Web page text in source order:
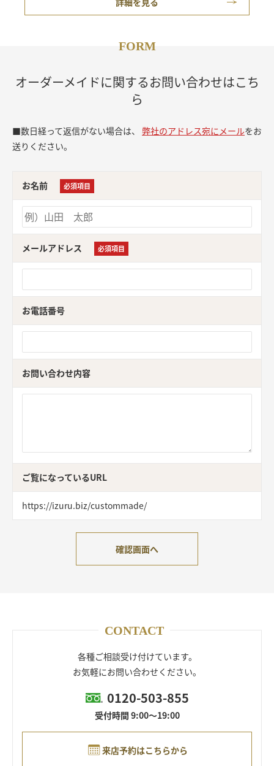
FORM
オーダーメイドに関するお問い合わせはこち
ら
■数日経って返信がない場合は、 弊社のアドレス宛にメールをお
送りください。
お名前 必須項目
メールアドレス 必須項目
お電話番号
お問い合わせ内容
ご覧になっているURL
https://izuru.biz/custommade/
確認画面へ
CONTACT
各種ご相談受け付けています。
お気軽にお問い合わせください。
0120-503-855
受付時間 9:00～19:00
来店予約はこちらから